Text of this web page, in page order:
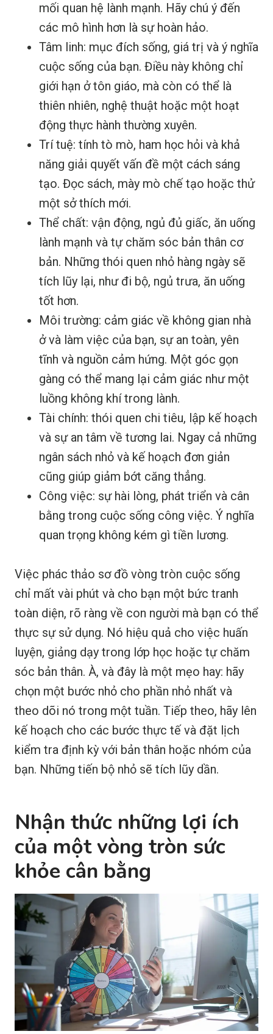
mối quan hệ lành mạnh. Hãy chú ý đến
các mô hình hơn là sự hoàn hảo.
Tâm linh: mục đích sống, giá trị và ý nghĩa
cuộc sống của bạn. Điều này không chỉ
giới hạn ở tôn giáo, mà còn có thể là
thiên nhiên, nghệ thuật hoặc một hoạt
động thực hành thường xuyên.
Trí tuệ: tính tò mò, ham học hỏi và khả
năng giải quyết vấn đề một cách sáng
tạo. Đọc sách, mày mò chế tạo hoặc thử
một sở thích mới.
Thể chất: vận động, ngủ đủ giấc, ăn uống
lành mạnh và tự chăm sóc bản thân cơ
bản. Những thói quen nhỏ hàng ngày sẽ
tích lũy lại, như đi bộ, ngủ trưa, ăn uống
tốt hơn.
Môi trường: cảm giác về không gian nhà
ở và làm việc của bạn, sự an toàn, yên
tĩnh và nguồn cảm hứng. Một góc gọn
gàng có thể mang lại cảm giác như một
luồng không khí trong lành.
Tài chính: thói quen chi tiêu, lập kế hoạch
và sự an tâm về tương lai. Ngay cả những
ngân sách nhỏ và kế hoạch đơn giản
cũng giúp giảm bớt căng thẳng.
Công việc: sự hài lòng, phát triển và cân
bằng trong cuộc sống công việc. Ý nghĩa
quan trọng không kém gì tiền lương.
Việc phác thảo sơ đồ vòng tròn cuộc sống
chỉ mất vài phút và cho bạn một bức tranh
toàn diện, rõ ràng về con người mà bạn có thể
thực sự sử dụng. Nó hiệu quả cho việc huấn
luyện, giảng dạy trong lớp học hoặc tự chăm
sóc bản thân. À, và đây là một mẹo hay: hãy
chọn một bước nhỏ cho phần nhỏ nhất và
theo dõi nó trong một tuần. Tiếp theo, hãy lên
kế hoạch cho các bước thực tế và đặt lịch
kiểm tra định kỳ với bản thân hoặc nhóm của
bạn. Những tiến bộ nhỏ sẽ tích lũy dần.
Nhận thức những lợi ích
của một vòng tròn sức
khỏe cân bằng